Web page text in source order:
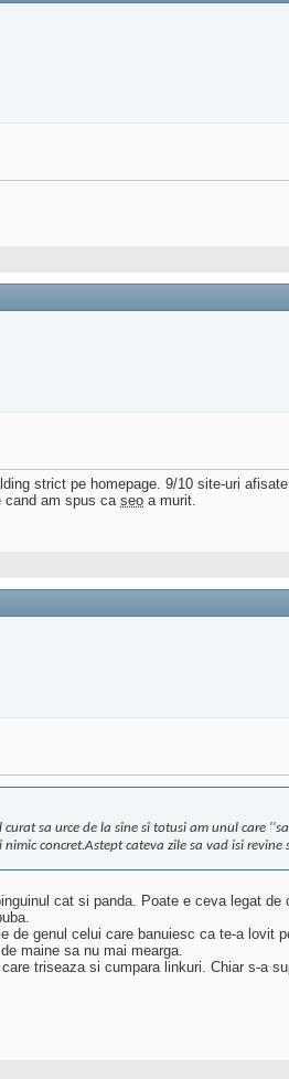
strict pe homepage. 9/10 site-uri
cand am spus ca seo a murit.
sa urce de la sine si totusi am unul care
concret.Astept cateva zile sa vad isi revine
cat si panda. Poate e ceva legat
genul celui care banuiesc ca te-a
maine sa nu mai mearga.
triseaza si cumpara linkuri. Chiar s-a